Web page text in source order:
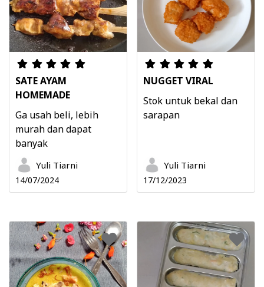
SATE AYAM
HOMEMADE
Ga usah beli, lebih
murah dan dapat
banyak
Yuli Tiarni
14/07/2024
NUGGET VIRAL
Stok untuk bekal dan
sarapan
Yuli Tiarni
17/12/2023